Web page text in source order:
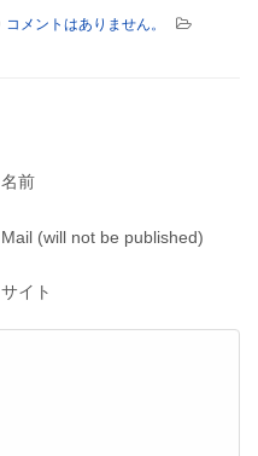
コメントはありません。
名前
Mail (will not be published)
サイト